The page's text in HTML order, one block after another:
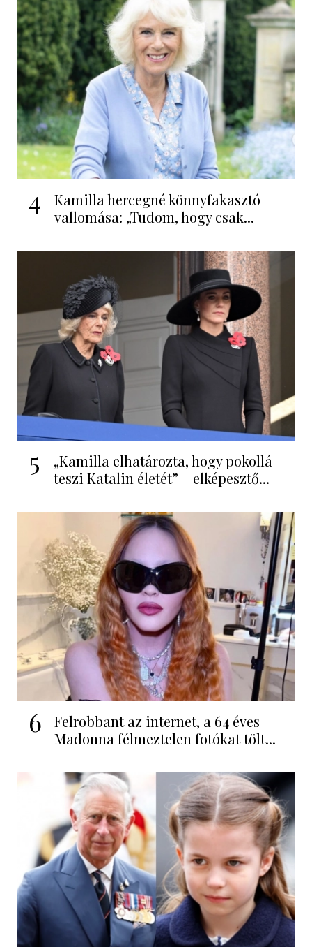
4
Kamilla hercegné könnyfakasztó
vallomása: „Tudom, hogy csak...
5
„Kamilla elhatározta, hogy pokollá
teszi Katalin életét” – elképesztő...
6
Felrobbant az internet, a 64 éves
Madonna félmeztelen fotókat tölt...